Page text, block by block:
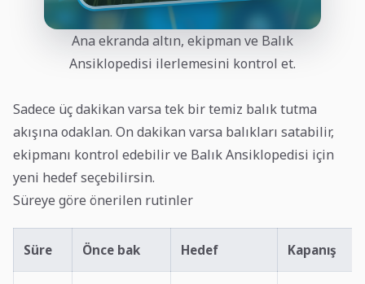
Ana ekranda altın, ekipman ve Balık
Ansiklopedisi ilerlemesini kontrol et.
Sadece üç dakikan varsa tek bir temiz balık tutma
akışına odaklan. On dakikan varsa balıkları satabilir,
ekipmanı kontrol edebilir ve Balık Ansiklopedisi için
yeni hedef seçebilirsin.
Süreye göre önerilen rutinler
Süre Önce bak Hedef Kapanış